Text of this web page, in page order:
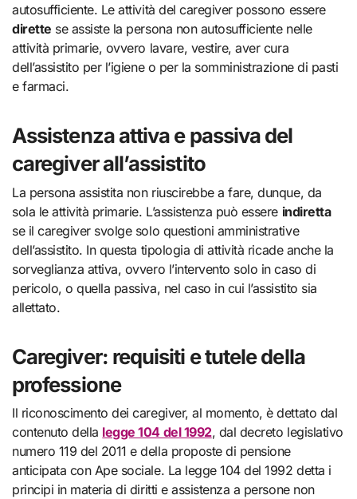
autosufficiente. Le attività del caregiver possono essere
dirette se assiste la persona non autosufficiente nelle
attività primarie, ovvero lavare, vestire, aver cura
dell’assistito per l’igiene o per la somministrazione di pasti
e farmaci.
Assistenza attiva e passiva del
caregiver all’assistito
La persona assistita non riuscirebbe a fare, dunque, da
sola le attività primarie. L’assistenza può essere indiretta
se il caregiver svolge solo questioni amministrative
dell’assistito. In questa tipologia di attività ricade anche la
sorveglianza attiva, ovvero l’intervento solo in caso di
pericolo, o quella passiva, nel caso in cui l’assistito sia
allettato.
Caregiver: requisiti e tutele della
professione
Il riconoscimento dei caregiver, al momento, è dettato dal
contenuto della legge 104 del 1992, dal decreto legislativo
numero 119 del 2011 e della proposte di pensione
anticipata con Ape sociale. La legge 104 del 1992 detta i
principi in materia di diritti e assistenza a persone non